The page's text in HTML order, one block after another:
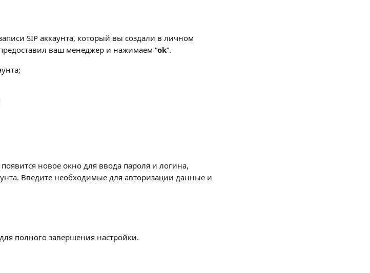
SIP аккаунта, который вы создали в личном
ваш менеджер и нажимаем “ok”.
новое окно для ввода пароля и логина,
Введите необходимые для авторизации данные и
полного завершения настройки.